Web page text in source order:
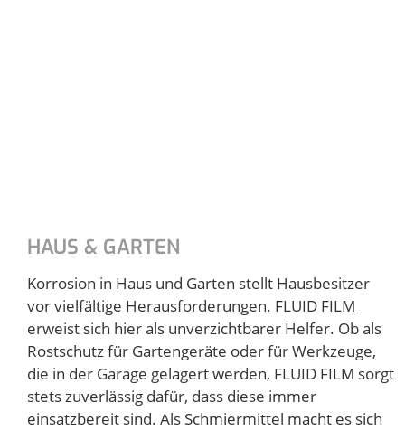
HAUS & GARTEN
Korrosion in Haus und Garten stellt Hausbesitzer
vor vielfältige Herausforderungen. FLUID FILM
erweist sich hier als unverzichtbarer Helfer. Ob als
Rostschutz für Gartengeräte oder für Werkzeuge,
die in der Garage gelagert werden, FLUID FILM sorgt
stets zuverlässig dafür, dass diese immer
einsatzbereit sind. Als Schmiermittel macht es sich